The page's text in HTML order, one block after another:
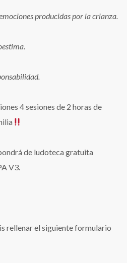
producidas por la crianza.
4 sesiones de 2 horas de
de ludoteca gratuita
V3.
rellenar el siguiente formulario